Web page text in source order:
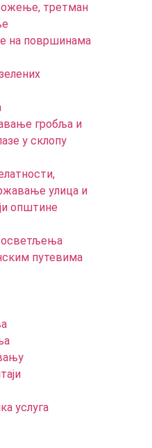
третман
на површинама
гробља и
у склопу
улица и
општине
осветљења
путевима
услуга